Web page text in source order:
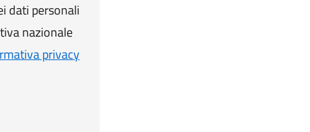
dati personali
nazionale
privacy